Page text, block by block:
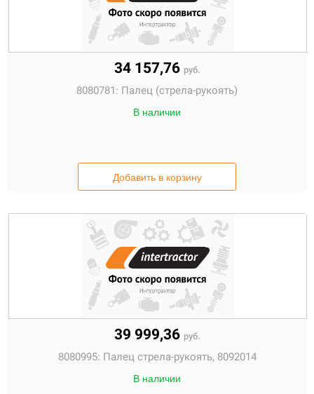
34 157,76 руб.
8080781: Палец (стрела-рукоять)
В наличии
Добавить в корзину
39 999,36 руб.
8080995: Палец стрела-рукоять, 8092014
В наличии